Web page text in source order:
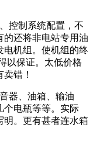
控制系统配置，不
的还将非电站专用油
电机组。使机组的终
以保证。太低价格
错！
器、油箱、输油
个电瓶等等。实际
明。更有甚者连水箱